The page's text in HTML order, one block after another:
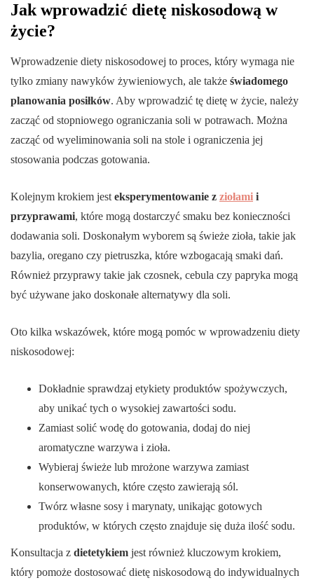
Jak wprowadzić dietę niskosodową w
życie?
Wprowadzenie diety niskosodowej to proces, który wymaga nie
tylko zmiany nawyków żywieniowych, ale także świadomego
planowania posiłków. Aby wprowadzić tę dietę w życie, należy
zacząć od stopniowego ograniczania soli w potrawach. Można
zacząć od wyeliminowania soli na stole i ograniczenia jej
stosowania podczas gotowania.
Kolejnym krokiem jest eksperymentowanie z ziołami i
przyprawami, które mogą dostarczyć smaku bez konieczności
dodawania soli. Doskonałym wyborem są świeże zioła, takie jak
bazylia, oregano czy pietruszka, które wzbogacają smaki dań.
Również przyprawy takie jak czosnek, cebula czy papryka mogą
być używane jako doskonałe alternatywy dla soli.
Oto kilka wskazówek, które mogą pomóc w wprowadzeniu diety
niskosodowej:
Dokładnie sprawdzaj etykiety produktów spożywczych,
aby unikać tych o wysokiej zawartości sodu.
Zamiast solić wodę do gotowania, dodaj do niej
aromatyczne warzywa i zioła.
Wybieraj świeże lub mrożone warzywa zamiast
konserwowanych, które często zawierają sól.
Twórz własne sosy i marynaty, unikając gotowych
produktów, w których często znajduje się duża ilość sodu.
Konsultacja z dietetykiem jest również kluczowym krokiem,
który pomoże dostosować dietę niskosodową do indywidualnych